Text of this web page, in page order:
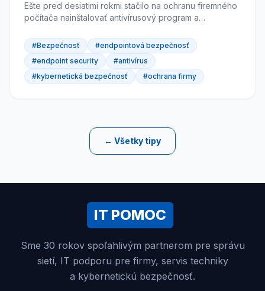
Ešte pred desiatimi rokmi stačilo na ochranu firemného
počítača nainštalovať antivírusový program a
#Bezpečnosť
#endpointová bezpečnosť
#endpoint security
#antivírus
#kybernetická bezpečnosť
#ochrana firmy
← Všetky tipy
IT POMOC
Sme 30 rokov spoľahlivým partnerom pre správu
sietí, IT podporu pre firmy, servis techniky
a kybernetickú bezpečnosť.